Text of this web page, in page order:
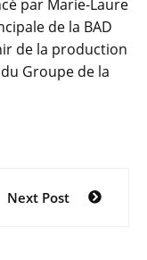
par Marie-Laure
de la BAD
de la production
Groupe de la
Next Post